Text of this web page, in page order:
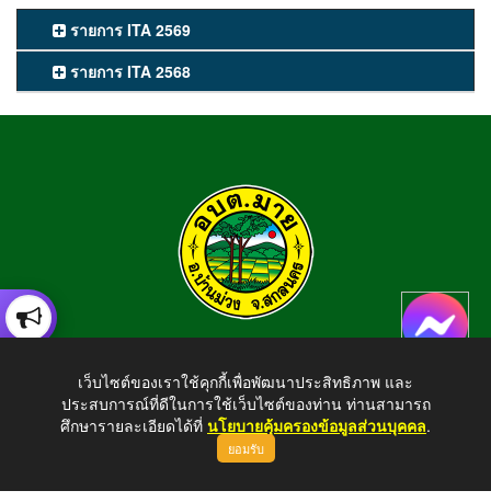
รายการ ITA 2569
รายการ ITA 2568
อำเภอบ้านม่วง จังหวัดสกลนคร สอบถามข้อมูลโทร 042-794924
E-mail : tambonmai275@gmail.com
เว็บไซต์ของเราใช้คุกกี้เพื่อพัฒนาประสิทธิภาพ และ
ประสบการณ์ที่ดีในการใช้เว็บไซต์ของท่าน ท่านสามารถ
ศึกษารายละเอียดได้ที่ นโยบายคุ้มครองข้อมูลส่วนบุคคล.
ยอมรับ